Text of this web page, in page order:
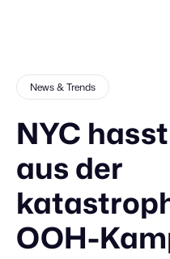
News & Trends
NYC
aus der
OOH-